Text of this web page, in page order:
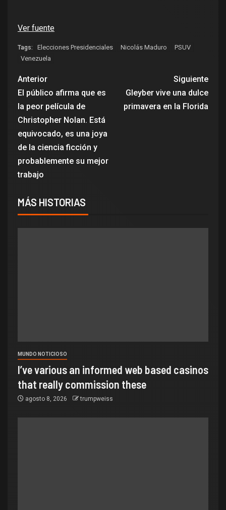
Ver fuente
Tags: Elecciones Presidenciales Nicolás Maduro
PSUV
Venezuela
Anterior
El público afirma que es
la peor película de
Christopher Nolan. Está
equivocado, es una joya
de la ciencia ficción y
probablemente su mejor
trabajo
Siguiente
Gleyber vive una dulce
primavera en la Florida
MÁS HISTORIAS
MUNDO NOTICIOSO
I’ve various an informed web based casinos
that really commission these
agosto 8, 2026 trumpweiss